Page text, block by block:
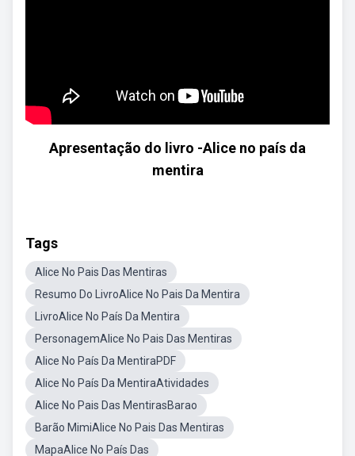
Apresentação do livro -Alice no país da
mentira
Tags
Alice No Pais Das Mentiras
Resumo Do LivroAlice No Pais Da Mentira
LivroAlice No País Da Mentira
PersonagemAlice No Pais Das Mentiras
Alice No País Da MentiraPDF
Alice No País Da MentiraAtividades
Alice No Pais Das MentirasBarao
Barão MimiAlice No Pais Das Mentiras
MapaAlice No País Das